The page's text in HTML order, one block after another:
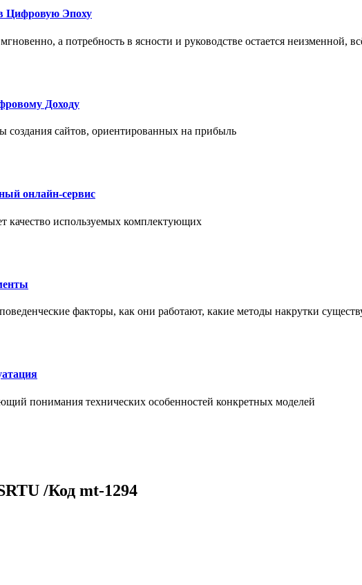
Цифровую Эпоху
а потребность в ясности и руководстве остается неизменной,
Доходу
создания сайтов, ориентированных на прибыль
онлайн-сервис
качество используемых комплектующих
факторы, как они работают, какие методы накрутки
понимания технических особенностей конкретных моделей
/Код mt-1294